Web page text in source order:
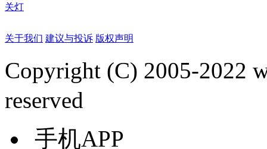
关灯
关于我们 建议与投诉 版权声明
Copyright (C) 2005-2022
reserved
手机APP